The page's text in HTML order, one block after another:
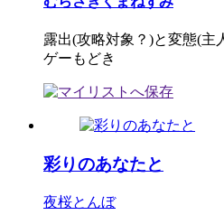
露出(攻略対象？)と変態(主
ゲーもどき
彩りのあなたと
夜桜とんぼ